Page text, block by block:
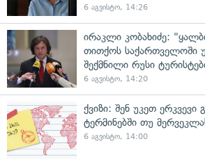
6 აგვისტო, 14:26
ირაკლი კობახიძე:
თითქოს საქართველოში
შექმნილი რუსი
6 აგვისტო, 14:20
ქვიზი: შენ უკეთ
ტერმინებში თუ
6 აგვისტო, 14:00